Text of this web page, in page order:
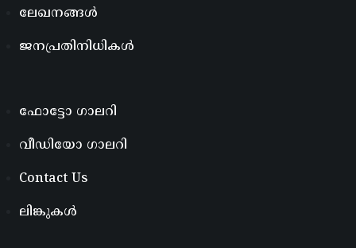
ലേഖനങ്ങൾ
ജനപ്രതിനിധികൾ
ഫോട്ടോ ഗാലറി
വീഡിയോ ഗാലറി
Contact Us
ലിങ്കുകൾ